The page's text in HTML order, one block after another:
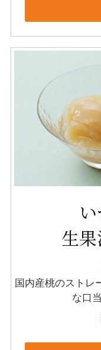
生
国内産桃のストレ
な口